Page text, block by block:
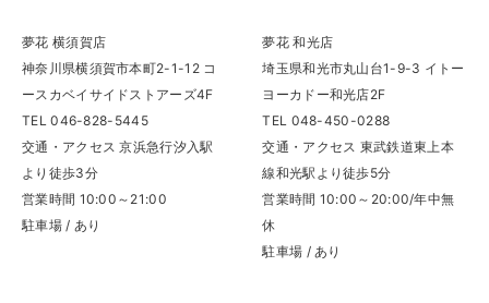
2025年6月
2025年4月
夢花 横須賀店
神奈川県横須賀市本町2-1-12 コ
ースカベイサイドストアーズ4F
TEL 046-828-5445
交通・アクセス 京浜急行汐入駅
より徒歩3分
営業時間 10:00～21:00
駐車場 / あり
夢花 和光店
埼玉県和光市丸山台1-9-3 イトー
ヨーカドー和光店2F
TEL 048-450-0288
交通・アクセス 東武鉄道東上本
線和光駅より徒歩5分
営業時間 10:00～20:00/年中無
休
駐車場 / あり